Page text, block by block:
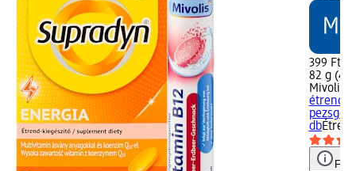
399 Ft
82 g
Mivolis
étrend-
db